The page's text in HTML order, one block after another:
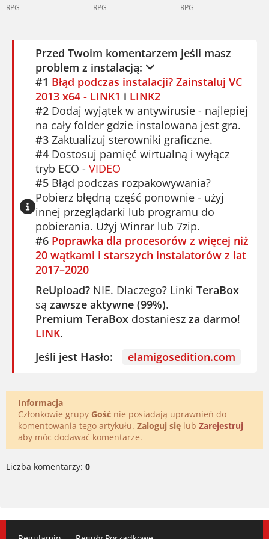
Park: Kijek Prawdy nie oszczędza nikogo. I
tyle.
RPG RPG RPG
Przed Twoim komentarzem jeśli masz
problem z instalacją:
#1 Błąd podczas instalacji? Zainstaluj VC
2013 x64 - LINK1 i LINK2
#2 Dodaj wyjątek w antywirusie - najlepiej
na cały folder gdzie instalowana jest gra.
#3 Zaktualizuj sterowniki graficzne.
#4 Dostosuj pamięć wirtualną i wyłącz
tryb ECO - VIDEO
#5 Błąd podczas rozpakowywania?
Pobierz błędną część ponownie - użyj
innej przeglądarki lub programu do
pobierania. Użyj Winrar lub 7zip.
#6 Poprawka dla procesorów z więcej niż
20 wątkami i starszych instalatorów z lat
2017–2020
ReUpload? NIE. Dlaczego? Linki TeraBox
są zawsze aktywne (99%).
Premium TeraBox dostaniesz za darmo!
LINK.
Jeśli jest Hasło:
elamigosedition.com
Informacja
Członkowie grupy Gość nie posiadają uprawnień do
komentowania tego artykułu. Zaloguj się lub Zarejestruj
aby móc dodawać komentarze.
Liczba komentarzy: 0